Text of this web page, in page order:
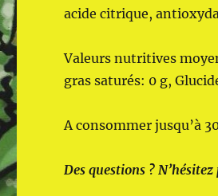
acide citrique,
Valeurs nutritives
gras saturés: 0 g,
A consommer jusqu’à
Des questions ?